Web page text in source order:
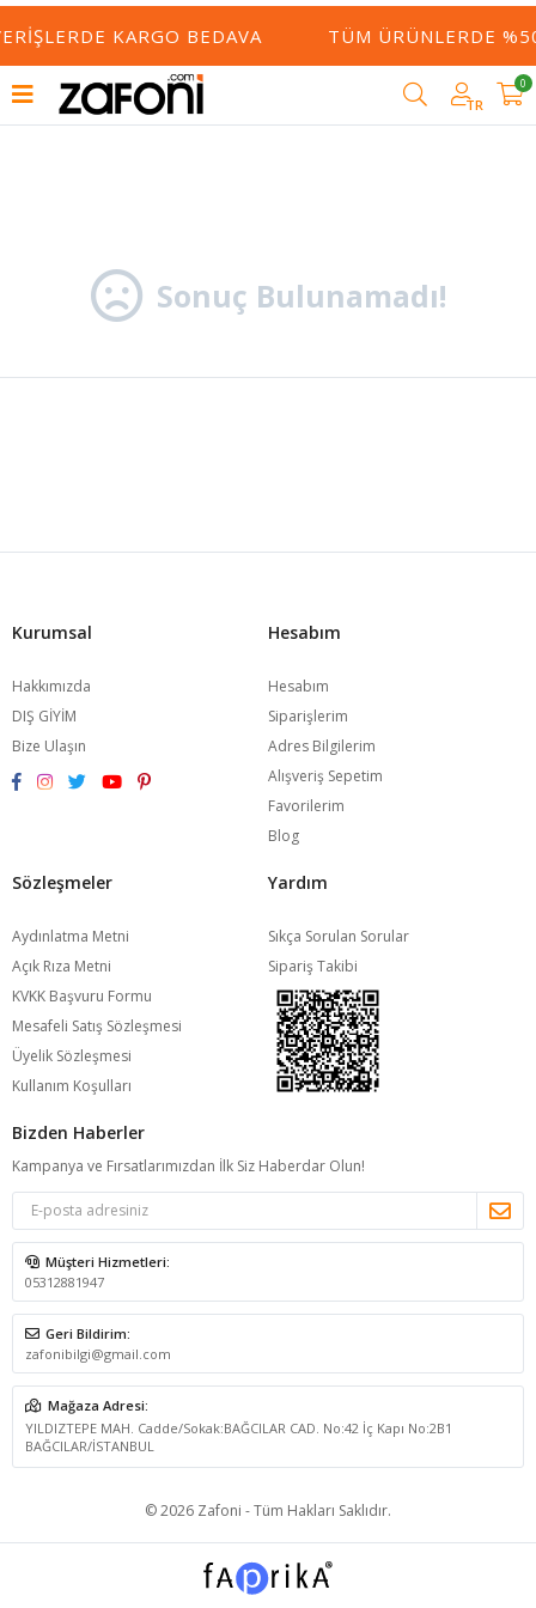
KARGO BEDAVA TÜM ÜRÜNLERDE
TR
0
Filtrele
Sonuç Bulunamadı!
Kurumsal
Hakkımızda
DIŞ GİYİM
Bize Ulaşın
Hesabım
Hesabım
Siparişlerim
Adres Bilgilerim
Alışveriş Sepetim
Favorilerim
Blog
Sözleşmeler
Aydınlatma Metni
Açık Rıza Metni
KVKK Başvuru Formu
Mesafeli Satış Sözleşmesi
Üyelik Sözleşmesi
Kullanım Koşulları
Yardım
Sıkça Sorulan Sorular
Sipariş Takibi
Bizden Haberler
Kampanya ve Fırsatlarımızdan İlk Siz Haberdar Olun!
Müşteri Hizmetleri:
05312881947
Geri Bildirim:
zafonibilgi@gmail.com
Mağaza Adresi:
YILDIZTEPE MAH. Cadde/Sokak:BAĞCILAR CAD. No:42 İç Kapı No:2B1
BAĞCILAR/İSTANBUL
© 2026 Zafoni - Tüm Hakları Saklıdır.